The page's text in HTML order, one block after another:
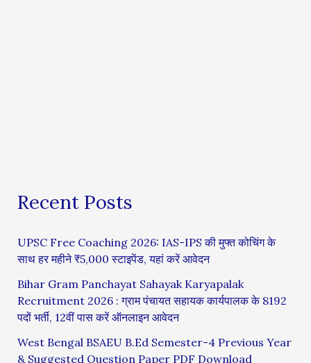
Recent Posts
UPSC Free Coaching 2026: IAS-IPS की मुफ्त कोचिंग के
साथ हर महीने ₹5,000 स्टाइपेंड, यहां करें आवेदन
Bihar Gram Panchayat Sahayak Karyapalak
Recruitment 2026 : ग्राम पंचायत सहायक कार्यपालक के 8192
पदों भर्ती, 12वीं पास करें ऑनलाइन आवेदन
West Bengal BSAEU B.Ed Semester-4 Previous Year
& Suggested Question Paper PDF Download